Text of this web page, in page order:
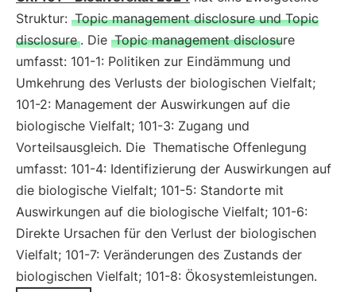
Struktur: Topic management disclosure und Topic
disclosure . Die Topic management disclosure
umfasst: 101-1: Politiken zur Eindämmung und
Umkehrung des Verlusts der biologischen Vielfalt;
101-2: Management der Auswirkungen auf die
biologische Vielfalt; 101-3: Zugang und
Vorteilsausgleich. Die Thematische Offenlegung
umfasst: 101-4: Identifizierung der Auswirkungen auf
die biologische Vielfalt; 101-5: Standorte mit
Auswirkungen auf die biologische Vielfalt; 101-6:
Direkte Ursachen für den Verlust der biologischen
Vielfalt; 101-7: Veränderungen des Zustands der
biologischen Vielfalt; 101-8: Ökosystemleistungen.